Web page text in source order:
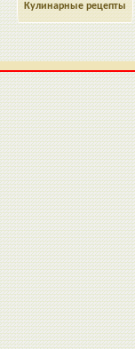
Кулинарные рецепты